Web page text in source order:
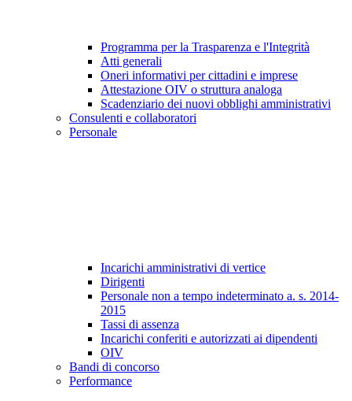
Programma per la Trasparenza e l'Integrità
Atti generali
Oneri informativi per cittadini e imprese
Attestazione OIV o struttura analoga
Scadenziario dei nuovi obblighi amministrativi
Consulenti e collaboratori
Personale
Incarichi amministrativi di vertice
Dirigenti
Personale non a tempo indeterminato a. s. 2014-
2015
Tassi di assenza
Incarichi conferiti e autorizzati ai dipendenti
OIV
Bandi di concorso
Performance